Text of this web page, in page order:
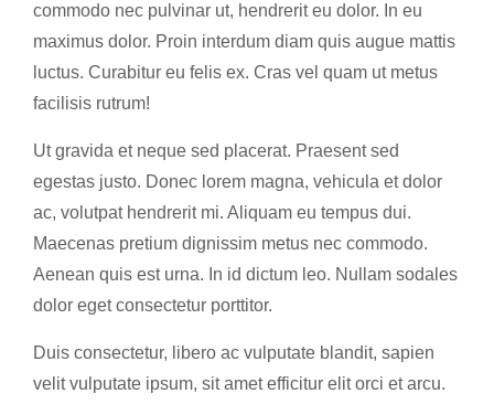
commodo nec pulvinar ut, hendrerit eu dolor. In eu
maximus dolor. Proin interdum diam quis augue mattis
luctus. Curabitur eu felis ex. Cras vel quam ut metus
facilisis rutrum!
Ut gravida et neque sed placerat. Praesent sed
egestas justo. Donec lorem magna, vehicula et dolor
ac, volutpat hendrerit mi. Aliquam eu tempus dui.
Maecenas pretium dignissim metus nec commodo.
Aenean quis est urna. In id dictum leo. Nullam sodales
dolor eget consectetur porttitor.
Duis consectetur, libero ac vulputate blandit, sapien
velit vulputate ipsum, sit amet efficitur elit orci et arcu.